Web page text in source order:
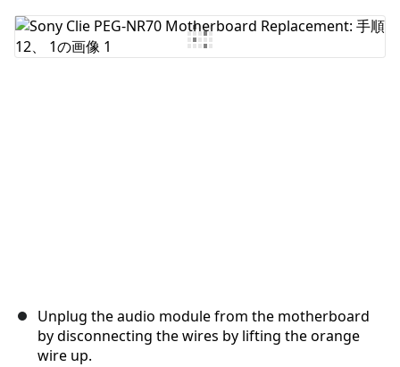
コメントを追加
Unplug the audio module from the motherboard
by disconnecting the wires by lifting the orange
wire up.